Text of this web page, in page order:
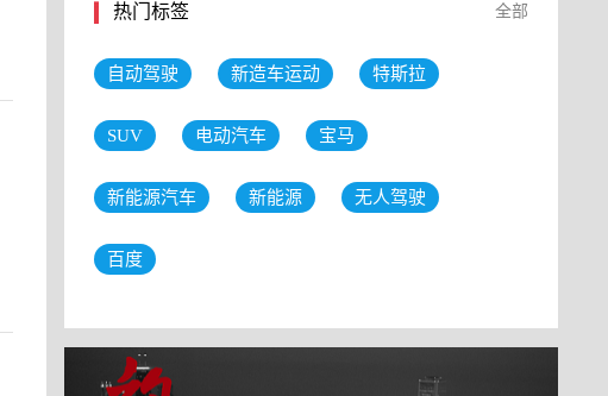
热门标签 全部
自动驾驶 新造车运动 特斯拉
SUV 电动汽车 宝马
新能源汽车 新能源 无人驾驶
百度